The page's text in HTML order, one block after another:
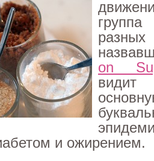
on
и ожирением.